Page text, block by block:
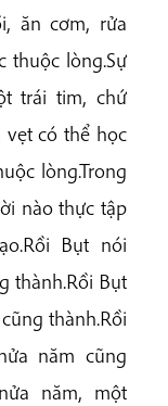
ăn cơm, rửa
thuộc lòng.Sự
trái tim, chứ
có thể học
lòng.Trong
nào thực tập
Bụt nói
thành.Rồi Bụt
thành.Rồi
năm cũng
năm, một